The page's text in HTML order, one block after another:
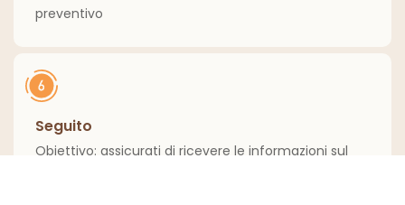
preventivo
Seguito
Obiettivo: assicurati di ricevere le informazioni sul